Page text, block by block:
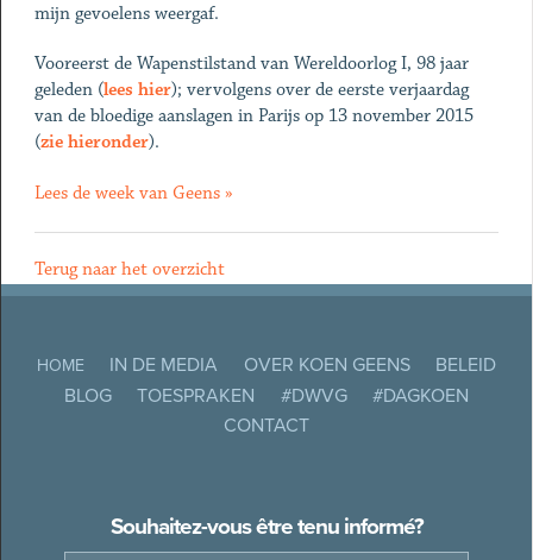
mijn gevoelens weergaf.
Vooreerst de Wapenstilstand van Wereldoorlog I, 98 jaar
geleden (lees hier); vervolgens over de eerste verjaardag
van de bloedige aanslagen in Parijs op 13 november 2015
(zie hieronder).
Lees de week van Geens »
Terug naar het overzicht
HOME IN DE MEDIA OVER KOEN GEENS
BELEID
BLOG
TOESPRAKEN #DWVG
#DAGKOEN
CONTACT
Souhaitez-vous être tenu informé?